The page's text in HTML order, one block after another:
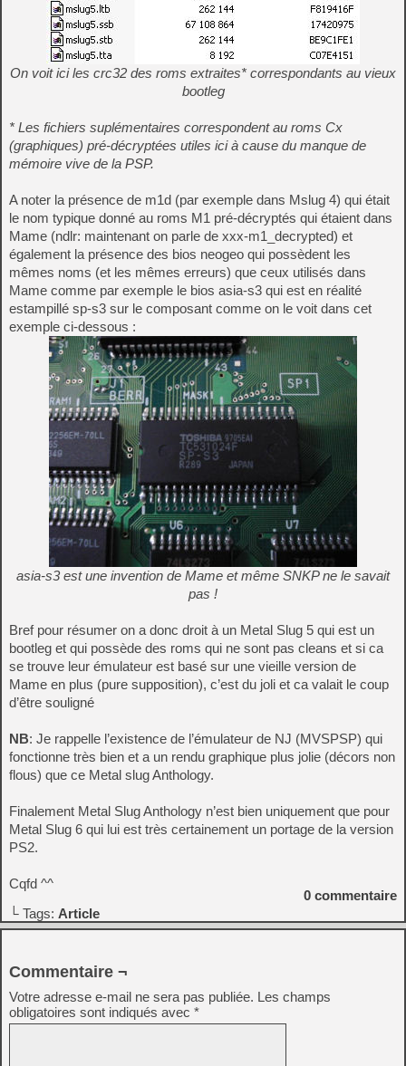
On voit ici les crc32 des roms extraites* correspondants au vieux
bootleg
* Les fichiers suplémentaires correspondent au roms Cx
(graphiques) pré-décryptées utiles ici à cause du manque de
mémoire vive de la PSP.
A noter la présence de m1d (par exemple dans Mslug 4) qui était
le nom typique donné au roms M1 pré-décryptés qui étaient dans
Mame (ndlr: maintenant on parle de xxx-m1_decrypted) et
également la présence des bios neogeo qui possèdent les
mêmes noms (et les mêmes erreurs) que ceux utilisés dans
Mame comme par exemple le bios asia-s3 qui est en réalité
estampillé sp-s3 sur le composant comme on le voit dans cet
exemple ci-dessous :
asia-s3 est une invention de Mame et même SNKP ne le savait
pas !
Bref pour résumer on a donc droit à un Metal Slug 5 qui est un
bootleg et qui possède des roms qui ne sont pas cleans et si ca
se trouve leur émulateur est basé sur une vieille version de
Mame en plus (pure supposition), c’est du joli et ca valait le coup
d’être souligné
NB: Je rappelle l’existence de l’émulateur de NJ (MVSPSP) qui
fonctionne très bien et a un rendu graphique plus jolie (décors non
flous) que ce Metal slug Anthology.
Finalement Metal Slug Anthology n’est bien uniquement que pour
Metal Slug 6 qui lui est très certainement un portage de la version
PS2.
Cqfd ^^
└ Tags: Article
0 commentaire
Commentaire ¬
Votre adresse e-mail ne sera pas publiée. Les champs
obligatoires sont indiqués avec *